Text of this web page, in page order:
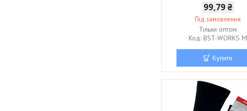
99,79 ₴
Під замовлення
Тільки оптом
BST-WORKS M
Купити